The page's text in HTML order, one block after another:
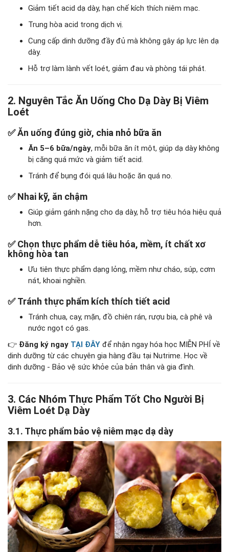
Giảm tiết acid dạ dày, hạn chế kích thích niêm mạc.
Trung hòa acid trong dịch vị.
Cung cấp dinh dưỡng đầy đủ mà không gây áp lực lên dạ
dày.
Hỗ trợ làm lành vết loét, giảm đau và phòng tái phát.
2. Nguyên Tắc Ăn Uống Cho Dạ Dày Bị Viêm
Loét
✅Ăn uống đúng giờ, chia nhỏ bữa ăn
Ăn 5–6 bữa/ngày, mỗi bữa ăn ít một, giúp dạ dày không
bị căng quá mức và giảm tiết acid.
Tránh để bụng đói quá lâu hoặc ăn quá no.
✅Nhai kỹ, ăn chậm
Giúp giảm gánh nặng cho dạ dày, hỗ trợ tiêu hóa hiệu quả
hơn.
✅Chọn thực phẩm dễ tiêu hóa, mềm, ít chất xơ
không hòa tan
Ưu tiên thực phẩm dạng lỏng, mềm như cháo, súp, cơm
nát, khoai nghiền.
✅Tránh thực phẩm kích thích tiết acid
Tránh chua, cay, mặn, đồ chiên rán, rượu bia, cà phê và
nước ngọt có gas.
👉 Đăng ký ngay TẠI ĐÂY để nhận ngay hóa học MIỄN PHÍ về
dinh dưỡng từ các chuyên gia hàng đầu tại Nutrime. Học về
dinh dưỡng - Bảo vệ sức khỏe của bản thân và gia đình.
3. Các Nhóm Thực Phẩm Tốt Cho Người Bị
Viêm Loét Dạ Dày
3.1. Thực phẩm bảo vệ niêm mạc dạ dày